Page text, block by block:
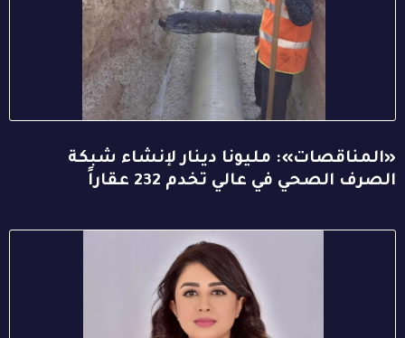
«المناقصات»: مليونا دينار لإنشاء شبكة
الصرف الصحي في عالي تخدم 232 عقاراً